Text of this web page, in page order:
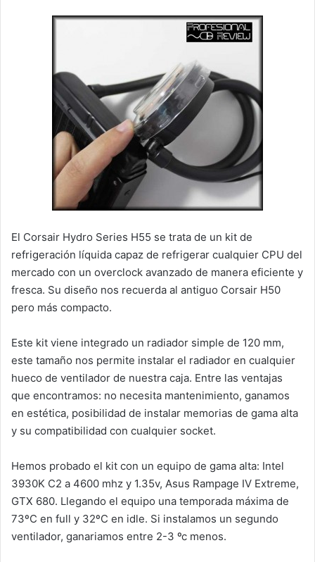
El Corsair Hydro Series H55 se trata de un kit de
refrigeración líquida capaz de refrigerar cualquier CPU del
mercado con un overclock avanzado de manera eficiente y
fresca. Su diseño nos recuerda al antiguo Corsair H50
pero más compacto.
Este kit viene integrado un radiador simple de 120 mm,
este tamaño nos permite instalar el radiador en cualquier
hueco de ventilador de nuestra caja. Entre las ventajas
que encontramos: no necesita mantenimiento, ganamos
en estética, posibilidad de instalar memorias de gama alta
y su compatibilidad con cualquier socket.
Hemos probado el kit con un equipo de gama alta: Intel
3930K C2 a 4600 mhz y 1.35v, Asus Rampage IV Extreme,
GTX 680. Llegando el equipo una temporada máxima de
73ºC en full y 32ºC en idle. Si instalamos un segundo
ventilador, ganariamos entre 2-3 ºc menos.